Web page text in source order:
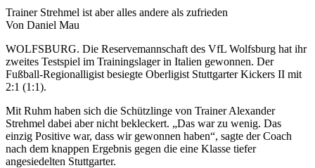
Trainer Strehmel ist aber alles andere als zufrieden
Von Daniel Mau
WOLFSBURG. Die Reservemannschaft des VfL Wolfsburg hat ihr
zweites Testspiel im Trainingslager in Italien gewonnen. Der
Fußball-Regionalligist besiegte Oberligist Stuttgarter Kickers II mit
2:1 (1:1).
Mit Ruhm haben sich die Schützlinge von Trainer Alexander
Strehmel dabei aber nicht bekleckert. „Das war zu wenig. Das
einzig Positive war, dass wir gewonnen haben“, sagte der Coach
nach dem knappen Ergebnis gegen die eine Klasse tiefer
angesiedelten Stuttgarter.